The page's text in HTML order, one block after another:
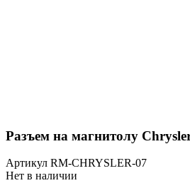
Разъем на магнитолу
Артикул RM-CHRYSLER-07
Нет в наличии